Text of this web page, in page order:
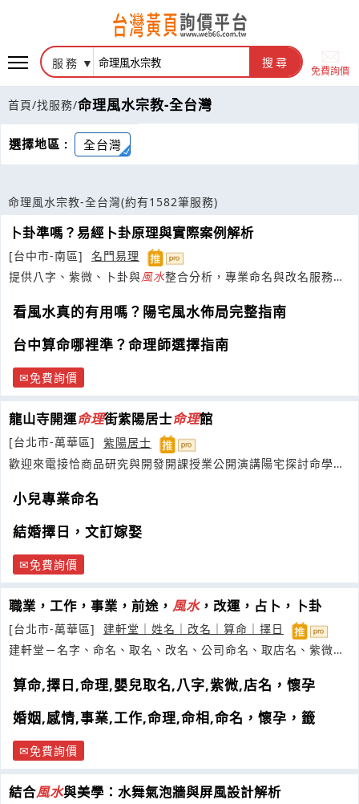
服務 搜尋
免費詢價
首頁/找服務/命理風水宗教-全台灣
選擇地區 : 全台灣
命理風水宗教-全台灣(約有1582筆服務)
卜卦準嗎？易經卜卦原理與實際案例解析
[台中市-南區]
名門易理
提供八字、紫微、卜卦與風水整合分析，專業命名與改名服務，
看風水真的有用嗎？陽宅風水佈局完整指南
台中算命哪裡準？命理師選擇指南
免費詢價
龍山寺開運命理街紫陽居士命理館
[台北市-萬華區]
紫陽居士
歡迎來電接恰商品研究與開發開課授業公開演講陽宅探討命學諮
小兒專業命名
結婚擇日，文訂嫁娶
免費詢價
職業，工作，事業，前途， 風水，改運，占卜，卜卦
[台北市-萬華區]
建軒堂｜姓名｜改名｜算命｜擇日
建軒堂－名字、命名、取名、改名、公司命名、取店名、紫微、
算命,擇日,命理,嬰兒取名,八字,紫微,店名，懷孕
婚姻,感情,事業,工作,命理,命相,命名，懷孕，籤
免費詢價
結合風水與美學：水舞氣泡牆與屏風設計解析